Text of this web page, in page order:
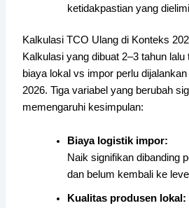
ketidakpastian yang
Kalkulasi TCO Ulang di Konteks
Kalkulasi yang dibuat 2–3 tahun lalu
biaya lokal vs impor perlu
2026. Tiga variabel yang berubah
memengaruhi kesimpulan:
Biaya logistik impor:
Naik signifikan dibanding
dan belum kembali ke
Kualitas produsen lokal: